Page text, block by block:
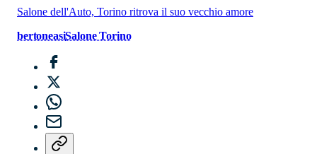
Salone dell'Auto, Torino ritrova il suo vecchio amore
bertoneasiSalone Torino